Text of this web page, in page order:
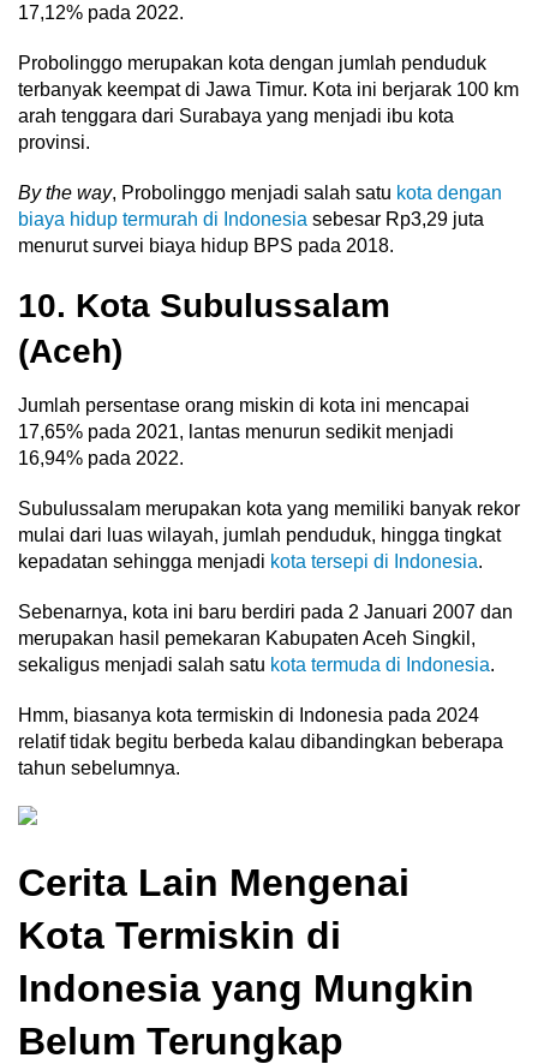
17,12% pada 2022.
Probolinggo merupakan kota dengan jumlah penduduk
terbanyak keempat di Jawa Timur. Kota ini berjarak 100 km
arah tenggara dari Surabaya yang menjadi ibu kota
provinsi.
By the way, Probolinggo menjadi salah satu kota dengan
biaya hidup termurah di Indonesia sebesar Rp3,29 juta
menurut survei biaya hidup BPS pada 2018.
10. Kota Subulussalam
(Aceh)
Jumlah persentase orang miskin di kota ini mencapai
17,65% pada 2021, lantas menurun sedikit menjadi
16,94% pada 2022.
Subulussalam merupakan kota yang memiliki banyak rekor
mulai dari luas wilayah, jumlah penduduk, hingga tingkat
kepadatan sehingga menjadi kota tersepi di Indonesia.
Sebenarnya, kota ini baru berdiri pada 2 Januari 2007 dan
merupakan hasil pemekaran Kabupaten Aceh Singkil,
sekaligus menjadi salah satu kota termuda di Indonesia.
Hmm, biasanya kota termiskin di Indonesia pada 2024
relatif tidak begitu berbeda kalau dibandingkan beberapa
tahun sebelumnya.
Cerita Lain Mengenai
Kota Termiskin di
Indonesia yang Mungkin
Belum Terungkap